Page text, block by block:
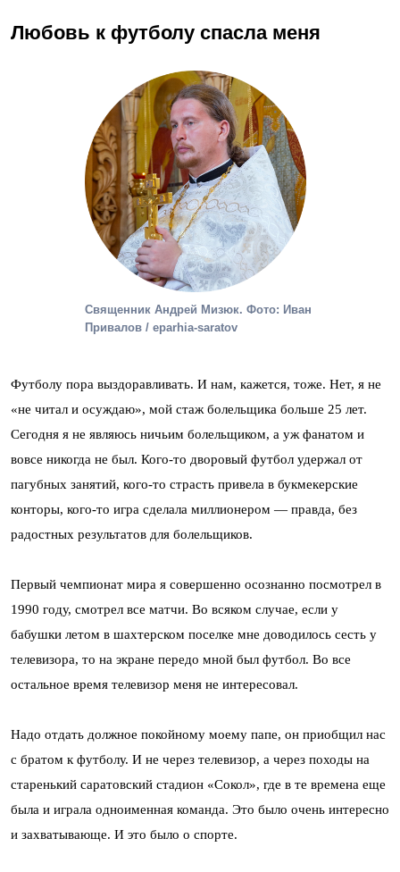
Любовь к футболу спасла меня
Священник Андрей Мизюк. Фото: Иван
Привалов / eparhia-saratov
Футболу пора выздоравливать. И нам, кажется, тоже. Нет, я не
«не читал и осуждаю», мой стаж болельщика больше 25 лет.
Сегодня я не являюсь ничьим болельщиком, а уж фанатом и
вовсе никогда не был. Кого-то дворовый футбол удержал от
пагубных занятий, кого-то страсть привела в букмекерские
конторы, кого-то игра сделала миллионером — правда, без
радостных результатов для болельщиков.
Первый чемпионат мира я совершенно осознанно посмотрел в
1990 году, смотрел все матчи. Во всяком случае, если у
бабушки летом в шахтерском поселке мне доводилось сесть у
телевизора, то на экране передо мной был футбол. Во все
остальное время телевизор меня не интересовал.
Надо отдать должное покойному моему папе, он приобщил нас
с братом к футболу. И не через телевизор, а через походы на
старенький саратовский стадион «Сокол», где в те времена еще
была и играла одноименная команда. Это было очень интересно
и захватывающе. И это было о спорте.